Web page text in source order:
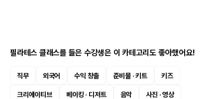
필라테스 클래스를 들은 수강생은 이 카테고리도 좋아했어요!
직무 외국어 수익 창출 준비물 · 키트 키즈
크리에이티브 베이킹 · 디저트 음악 사진 · 영상